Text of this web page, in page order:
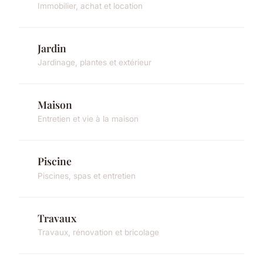
Immobilier, achat et location
Jardin
Jardinage, plantes et extérieur
Maison
Entretien et vie à la maison
Piscine
Piscines, spas et entretien
Travaux
Travaux, rénovation et bricolage